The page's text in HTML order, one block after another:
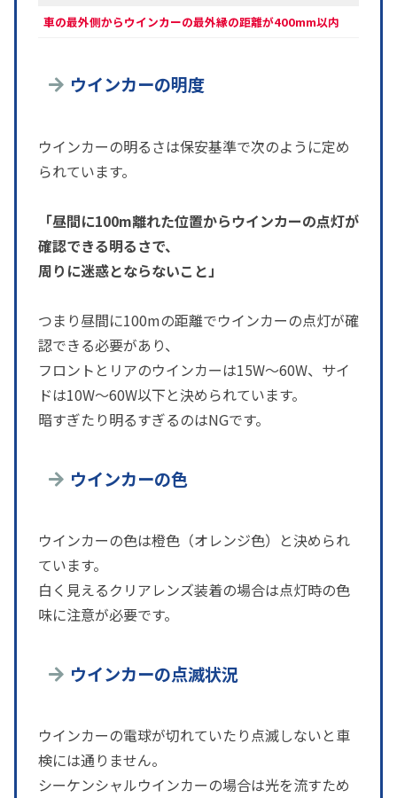
車の最外側からウインカーの最外縁の距離が400mm以内
ウインカーの明度
ウインカーの明るさは保安基準で次のように定め
られています。
「昼間に100m離れた位置からウインカーの点灯が
確認できる明るさで、
周りに迷惑とならないこと」
つまり昼間に100mの距離でウインカーの点灯が確
認できる必要があり、
フロントとリアのウインカーは15W～60W、サイ
ドは10W～60W以下と決められています。
暗すぎたり明るすぎるのはNGです。
ウインカーの色
ウインカーの色は橙色（オレンジ色）と決められ
ています。
白く見えるクリアレンズ装着の場合は点灯時の色
味に注意が必要です。
ウインカーの点滅状況
ウインカーの電球が切れていたり点滅しないと車
検には通りません。
シーケンシャルウインカーの場合は光を流すため